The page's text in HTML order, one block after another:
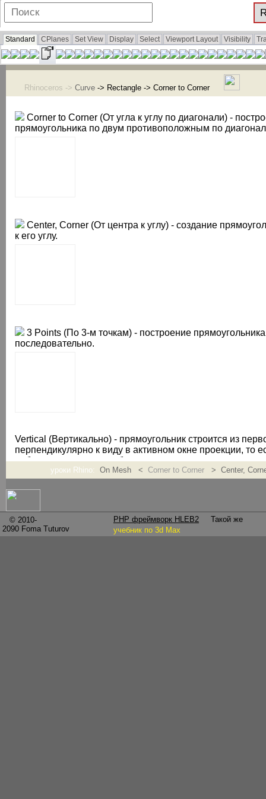
Standard CPlanes Set View Display Select Viewport Layout Visibility
Rhinoceros -> Curve -> Rectangle -> Corner to Corner
Corner to Corner (От угла к углу по диагонали) -
прямоугольника по двум противоположным по
Center, Corner (От центра к углу) - создание
к его углу.
3 Points (По 3-м точкам) - построение
последовательно.
Vertical (Вертикально) - прямоугольник строится из
перпендикулярно к виду в активном окне проекции, то
наблюдателю или от наблюдателя.
уроки Rhino: On Mesh < Corner to Corner > Center,
© 2010-
2090 Foma Tuturov
PHP фреймворк HLEB2
Такой же
учебник по 3d Max